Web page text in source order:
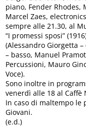
piano, Fender Rhodes,
Marcel Zaes,
sempre alle 21.30, al
“I promessi sposi”
(Alessandro Giorgetta
– basso, Manuel
Percussioni, Mauro
Voce).
Sono inoltre in
venerdì alle 18 al Caffè
In caso di maltempo le
Giovani.
(e.d.)